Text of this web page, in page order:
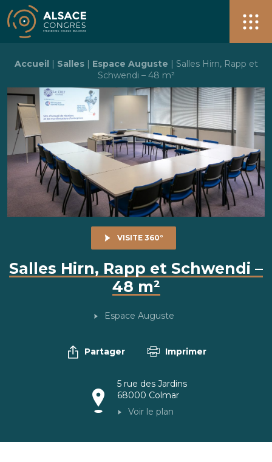
Alsace Congrès + de 40 salles pour vos événements à
Accueil| Salles| Espace Auguste | Salles Hirn, Rapp et
Schwendi – 48 m²
VISITE 360°
Salles Hirn, Rapp et Schwendi –
48 m²
Espace Auguste
Partager Imprimer
5 rue des Jardins
68000 Colmar
Voir le plan